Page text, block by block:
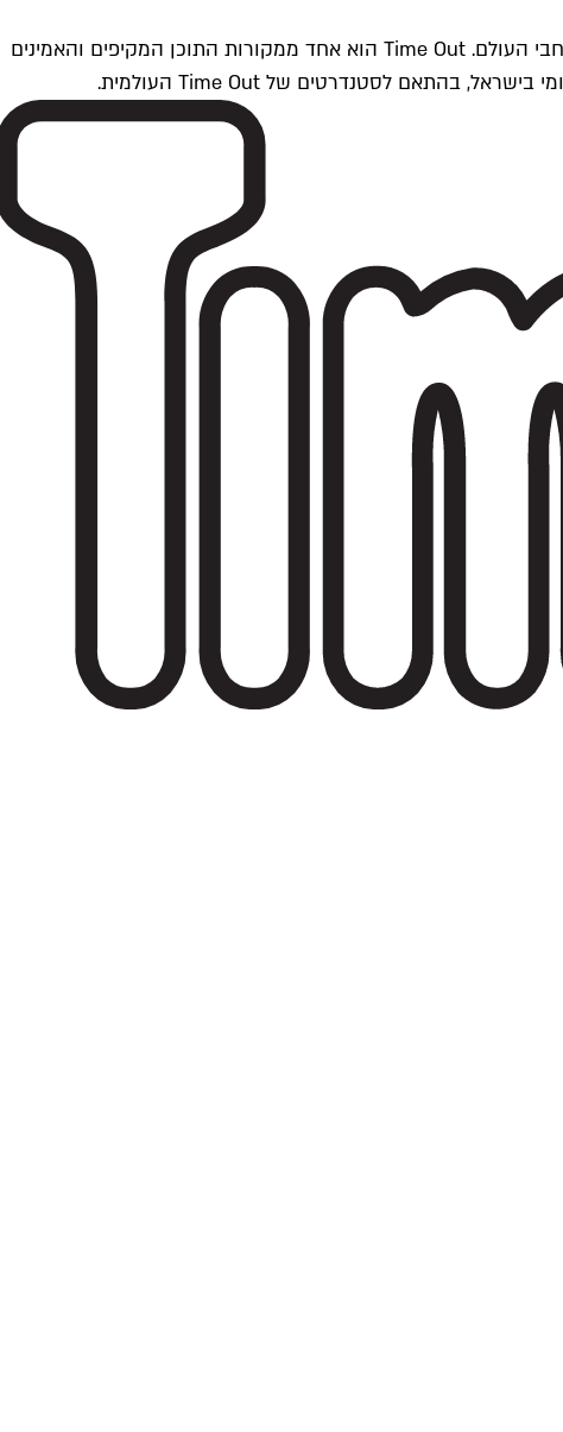
Time Outתל אביב הוא חלק מרשת Time Out Global — רשת מדיה בינלאומית הפועלת ב-360 ערים מרכזיות וב-60 מדינות ברחבי העולם. Time Out הוא אחד ממקורות התוכן המקיפים והאמינים